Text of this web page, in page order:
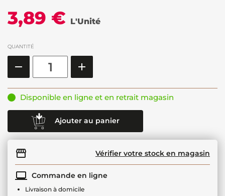
3,89 € L'Unité
QUANTITÉ
Disponible en ligne et en retrait magasin
Ajouter au panier
Vérifier votre stock en magasin
Commande en ligne
Livraison à domicile